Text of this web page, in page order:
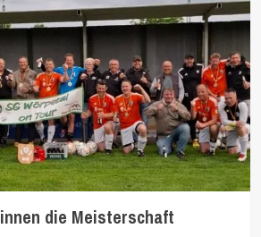
die Meisterschaft